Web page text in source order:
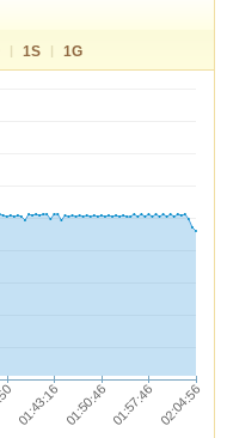
| 1S | 1G